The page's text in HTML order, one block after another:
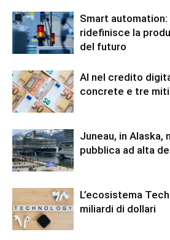
Smart automation:
ridefinisce la
del futuro
AI nel credito
concrete e tre
Juneau, in Alaska,
pubblica ad alta
L’ecosistema
miliardi di dollari